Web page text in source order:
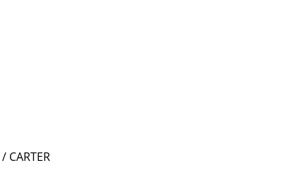
/ CARTER